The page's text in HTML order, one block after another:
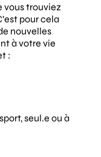
vous trouviez
pour cela
nouvelles
à votre vie
:
seul.e ou à